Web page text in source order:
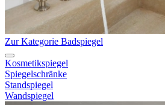
Zur Kategorie Badspiegel
Kosmetikspiegel
Spiegelschränke
Standspiegel
Wandspiegel